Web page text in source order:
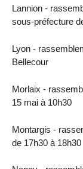
Lannion -
sous-préfecture
Lyon -
Bellecour
Morlaix -
15 mai à 10h30
Montargis -
de 17h30 à 18h30